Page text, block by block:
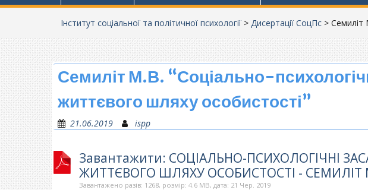
Інститут соціальної та політичної психології > Дисертації СоцПс > Семиліт
Семиліт М.В. “Соціально-
життєвого шляху особистості”
21.06.2019 ispp
Завантажити: СОЦІАЛЬНО-ПСИХОЛОГІЧНІ
ЖИТТЄВОГО ШЛЯХУ ОСОБИСТОСТІ - СЕМИЛІТ
Завантажено разів: 1268, розмір: 4.6 MB, дата: 21 Чер. 2019